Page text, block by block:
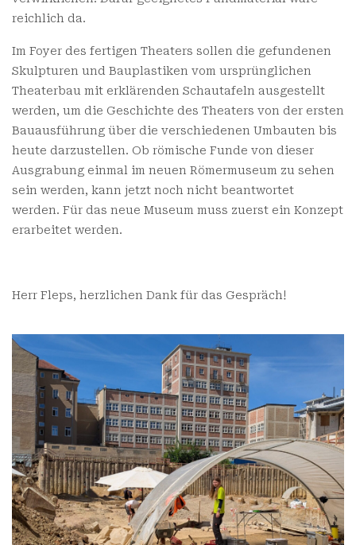
reichlich da.
Im Foyer des fertigen Theaters sollen die gefundenen
Skulpturen und Bauplastiken vom ursprünglichen
Theaterbau mit erklärenden Schautafeln ausgestellt
werden, um die Geschichte des Theaters von der ersten
Bauausführung über die verschiedenen Umbauten bis
heute darzustellen. Ob römische Funde von dieser
Ausgrabung einmal im neuen Römermuseum zu sehen
sein werden, kann jetzt noch nicht beantwortet
werden. Für das neue Museum muss zuerst ein Konzept
erarbeitet werden.
Herr Fleps, herzlichen Dank für das Gespräch!